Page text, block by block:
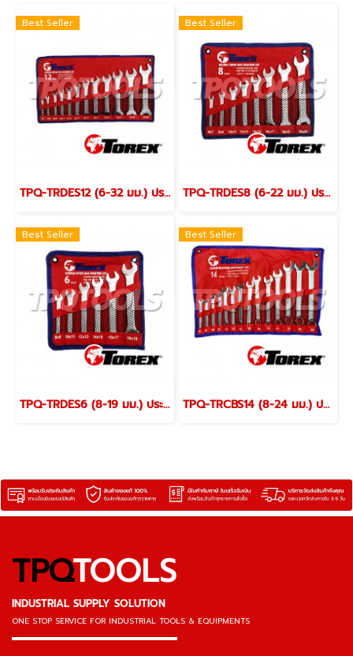
Best Seller
TPQ-TRDES12 (6-32 มม.) ประแจปากตายชุด 12 ตัว TOREX
Best Seller
TPQ-TRDES8 (6-22 มม.) ประแจปากตายชุด 8 ตัว TOREX
Best Seller
TPQ-TRDES6 (8-19 มม.) ประแจปากตายชุด 6 ตัว TOREX
Best Seller
TPQ-TRCBS14 (8-24 มม.) ประแจแหวนข้างปากตายชุด 14 ตัว TOREX
TPQTOOLS
INDUSTRIAL SUPPLY SOLUTION
ONE STOP SERVICE FOR INDUSTRIAL TOOLS & EQUIPMENTS
▬▬▬▬▬▬▬▬▬▬▬▬▬▬▬